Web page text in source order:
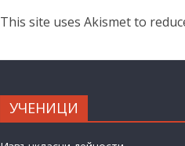
This site uses Akismet to
УЧЕНИЦИ